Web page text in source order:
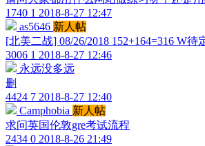
1740 1 2018-8-27 12:47
as5646 新人帖
[北美二战] 08/26/2018 152+164=316 W待
3006 1 2018-8-27 12:46
永远没多远
删
4424 7 2018-8-27 12:40
Camphobia 新人帖
求问英国伦敦gre考试流程
2434 0 2018-8-26 21:49